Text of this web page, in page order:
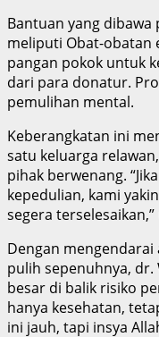
Bantuan yang
meliputi Obat-obatan
pangan pokok untuk
dari para donatur.
pemulihan mental.
Keberangkatan ini
satu keluarga
pihak berwenang.
kepedulian, kami
segera
Dengan
pulih sepenuhnya,
besar di balik risiko
hanya kesehatan,
ini jauh, tapi insya